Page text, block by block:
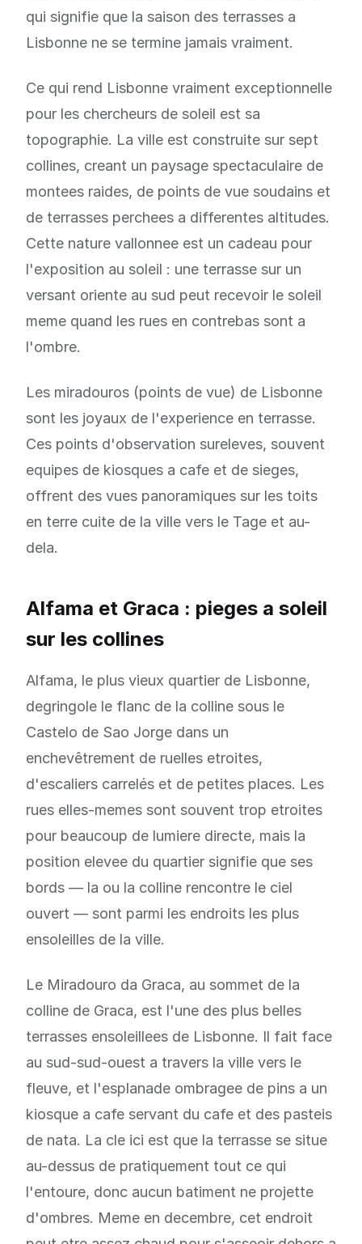
qui signifie que la saison des terrasses a
Lisbonne ne se termine jamais vraiment.
Ce qui rend Lisbonne vraiment exceptionnelle
pour les chercheurs de soleil est sa
topographie. La ville est construite sur sept
collines, creant un paysage spectaculaire de
montees raides, de points de vue soudains et
de terrasses perchees a differentes altitudes.
Cette nature vallonnee est un cadeau pour
l'exposition au soleil : une terrasse sur un
versant oriente au sud peut recevoir le soleil
meme quand les rues en contrebas sont a
l'ombre.
Les miradouros (points de vue) de Lisbonne
sont les joyaux de l'experience en terrasse.
Ces points d'observation sureleves, souvent
equipes de kiosques a cafe et de sieges,
offrent des vues panoramiques sur les toits
en terre cuite de la ville vers le Tage et au-
dela.
Alfama et Graca : pieges a soleil
sur les collines
Alfama, le plus vieux quartier de Lisbonne,
degringole le flanc de la colline sous le
Castelo de Sao Jorge dans un
enchevêtrement de ruelles etroites,
d'escaliers carrelés et de petites places. Les
rues elles-memes sont souvent trop etroites
pour beaucoup de lumiere directe, mais la
position elevee du quartier signifie que ses
bords — la ou la colline rencontre le ciel
ouvert — sont parmi les endroits les plus
ensoleilles de la ville.
Le Miradouro da Graca, au sommet de la
colline de Graca, est l'une des plus belles
terrasses ensoleillees de Lisbonne. Il fait face
au sud-sud-ouest a travers la ville vers le
fleuve, et l'esplanade ombragee de pins a un
kiosque a cafe servant du cafe et des pasteis
de nata. La cle ici est que la terrasse se situe
au-dessus de pratiquement tout ce qui
l'entoure, donc aucun batiment ne projette
d'ombres. Meme en decembre, cet endroit